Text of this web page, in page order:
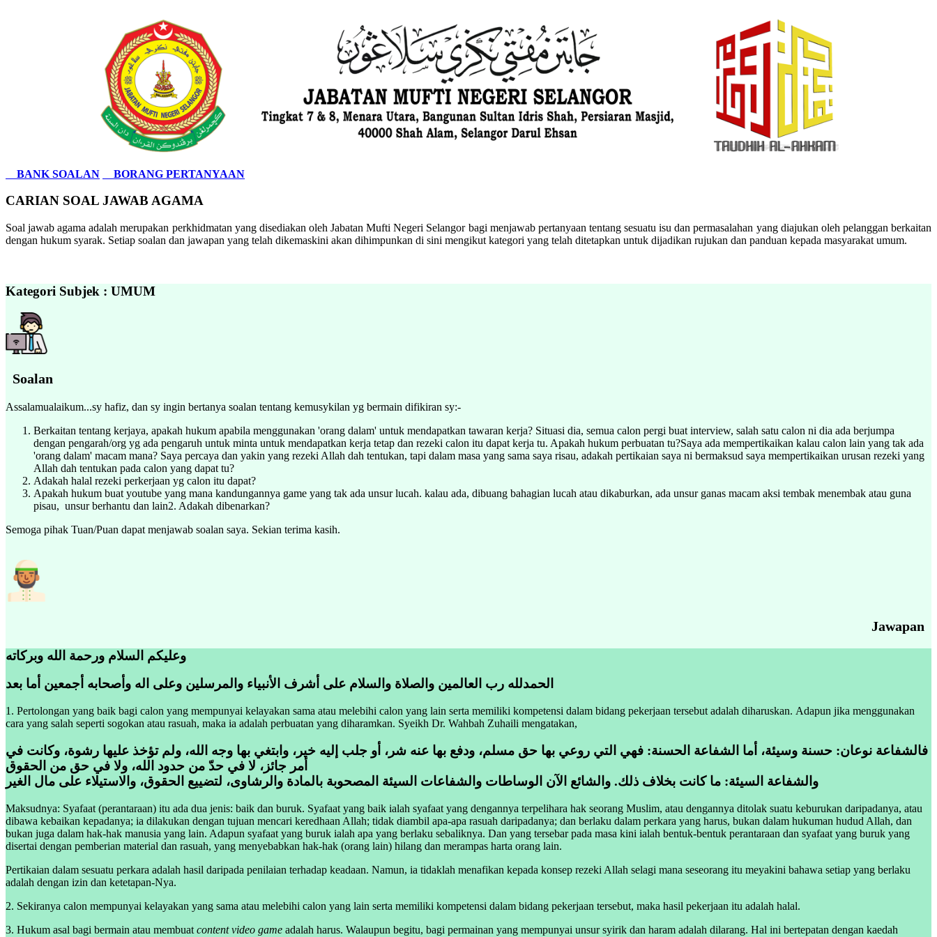
BANK SOALAN BORANG PERTANYAAN
CARIAN SOAL JAWAB AGAMA
Soal jawab agama adalah merupakan perkhidmatan yang disediakan oleh Jabatan Mufti Negeri Selangor bagi menjawab pertanyaan tentang sesuatu isu dan permasalahan yang diajukan oleh pelanggan berkaitan
dengan hukum syarak. Setiap soalan dan jawapan yang telah dikemaskini akan dihimpunkan di sini mengikut kategori yang telah ditetapkan untuk dijadikan rujukan dan panduan kepada masyarakat umum.
Kategori Subjek : UMUM
Soalan
Assalamualaikum...sy hafiz, dan sy ingin bertanya soalan tentang kemusykilan yg bermain difikiran sy:-
Berkaitan tentang kerjaya, apakah hukum apabila menggunakan 'orang dalam' untuk mendapatkan tawaran kerja? Situasi dia, semua calon pergi buat interview, salah satu calon ni dia ada berjumpa
dengan pengarah/org yg ada pengaruh untuk minta untuk mendapatkan kerja tetap dan rezeki calon itu dapat kerja tu. Apakah hukum perbuatan tu?Saya ada mempertikaikan kalau calon lain yang tak ada
'orang dalam' macam mana? Saya percaya dan yakin yang rezeki Allah dah tentukan, tapi dalam masa yang sama saya risau, adakah pertikaian saya ni bermaksud saya mempertikaikan urusan rezeki yang
Allah dah tentukan pada calon yang dapat tu?
Adakah halal rezeki perkerjaan yg calon itu dapat?
Apakah hukum buat youtube yang mana kandungannya game yang tak ada unsur lucah. kalau ada, dibuang bahagian lucah atau dikaburkan, ada unsur ganas macam aksi tembak menembak atau guna
pisau, unsur berhantu dan lain2. Adakah dibenarkan?
Semoga pihak Tuan/Puan dapat menjawab soalan saya. Sekian terima kasih.
Jawapan
وعليکم السلام ورحمة الله وبركاته
الحمدلله رب العالمين والصلاة والسلام على أشرف الأنبياء والمرسلين وعلى اله وأصحابه أجمعين أما بعد
1. Pertolongan yang baik bagi calon yang mempunyai kelayakan sama atau melebihi calon yang lain serta memiliki kompetensi dalam bidang pekerjaan tersebut adalah diharuskan. Adapun jika menggunakan
cara yang salah seperti sogokan atau rasuah, maka ia adalah perbuatan yang diharamkan. Syeikh Dr. Wahbah Zuhaili mengatakan,
فالشفاعة نوعان: حسنة وسيئة، أما الشفاعة الحسنة: فهي التي روعي بها حق مسلم، ودفع بها عنه شر، أو جلب إليه خير، وابتغي بها وجه الله، ولم تؤخذ عليها رشوة، وكانت في
أمر جائز، لا في حدّ من حدود الله، ولا في حق من الحقوق
والشفاعة السيئة: ما كانت بخلاف ذلك. والشائع الآن الوساطات والشفاعات السيئة المصحوبة بالمادة والرشاوى، لتضييع الحقوق، والاستيلاء على مال الغير
Maksudnya: Syafaat (perantaraan) itu ada dua jenis: baik dan buruk. Syafaat yang baik ialah syafaat yang dengannya terpelihara hak seorang Muslim, atau dengannya ditolak suatu keburukan daripadanya, atau
dibawa kebaikan kepadanya; ia dilakukan dengan tujuan mencari keredhaan Allah; tidak diambil apa-apa rasuah daripadanya; dan berlaku dalam perkara yang harus, bukan dalam hukuman hudud Allah, dan
bukan juga dalam hak-hak manusia yang lain. Adapun syafaat yang buruk ialah apa yang berlaku sebaliknya. Dan yang tersebar pada masa kini ialah bentuk-bentuk perantaraan dan syafaat yang buruk yang
disertai dengan pemberian material dan rasuah, yang menyebabkan hak-hak (orang lain) hilang dan merampas harta orang lain.
Pertikaian dalam sesuatu perkara adalah hasil daripada penilaian terhadap keadaan. Namun, ia tidaklah menafikan kepada konsep rezeki Allah selagi mana seseorang itu meyakini bahawa setiap yang berlaku
adalah dengan izin dan ketetapan-Nya.
2. Sekiranya calon mempunyai kelayakan yang sama atau melebihi calon yang lain serta memiliki kompetensi dalam bidang pekerjaan tersebut, maka hasil pekerjaan itu adalah halal.
3. Hukum asal bagi bermain atau membuat content video game adalah harus. Walaupun begitu, bagi permainan yang mempunyai unsur syirik dan haram adalah dilarang. Hal ini bertepatan dengan kaedah